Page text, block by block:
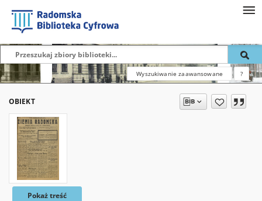
Wyszukiwanie zaawansowane ?
OBIEKT
Pokaż treść